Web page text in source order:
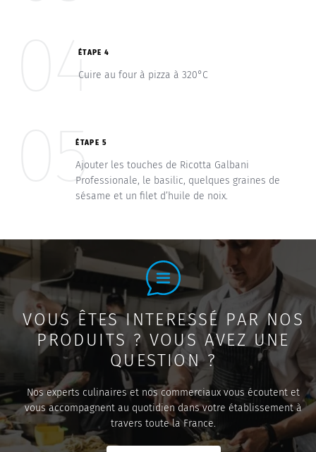
04ÉTAPE 4
Cuire au four à pizza à 320°C
05ÉTAPE 5
Ajouter les touches de Ricotta Galbani
Professionale, le basilic, quelques graines de
sésame et un filet d’huile de noix.
VOUS ÊTES INTERESSÉ PAR NOS
PRODUITS ? VOUS AVEZ UNE
QUESTION ?
Nos experts culinaires et nos commerciaux vous écoutent et
vous accompagnent au quotidien dans votre établissement à
travers toute la France.